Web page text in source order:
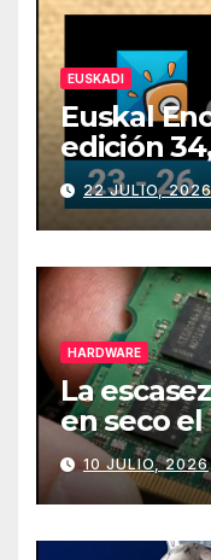
EUSKADI
Euskal
edición
julio
22 JULIO, 2026
HARDWARE
La
en seco
de PCs
10 JULIO, 2026